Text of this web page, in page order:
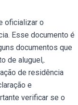
oficializar o
Esse documento é
documentos que
de aluguel,.
de residência
e
verificar se o